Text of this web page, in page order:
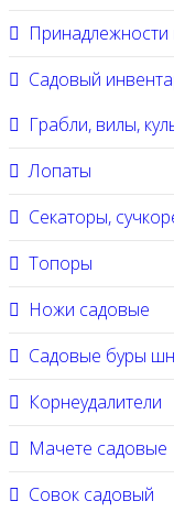
Принадлежности
Садовый
Грабли, вилы,
Лопаты
Секаторы,
Топоры
Ножи садовые
Садовые буры
Корнеудалители
Мачете садовые
Совок садовый